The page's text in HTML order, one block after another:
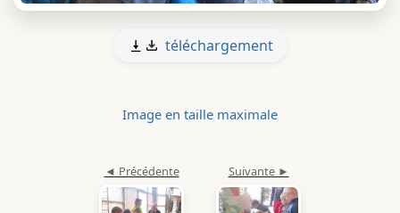
téléchargement
Image en taille maximale